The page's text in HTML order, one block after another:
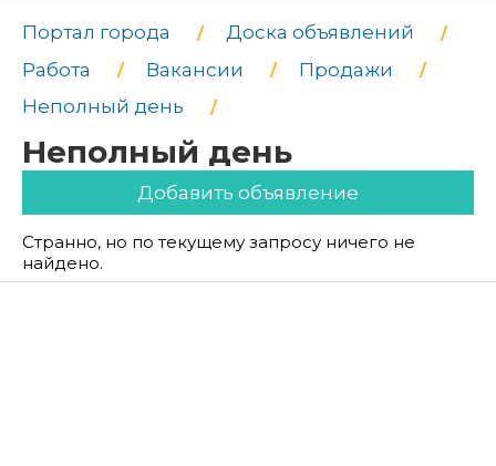
Портал города
Доска объявлений
Работа
Вакансии
Продажи
Неполный день
Неполный день
Добавить объявление
Странно, но по текущему запросу ничего не
найдено.